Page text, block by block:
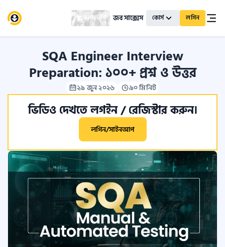
স্কলারশিপ জব সাক্সেস কোর্স লগিন
SQA Engineer Interview
Preparation: ১০০+ প্রশ্ন ও উত্তর
২৯ জুন ২০২৬ ৯০ মিনিট
ভিডিও দেখতে লগইন / রেজিস্টার করুন।
লগিন/সাইনআপ